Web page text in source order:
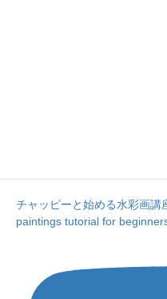
チャッピーと始める水彩画
paintings tutorial for